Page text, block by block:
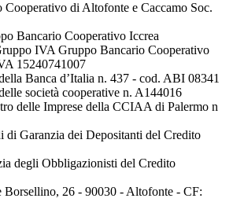
Cooperativo di Altofonte e Caccamo Soc.
Bancario Cooperativo Iccrea
IVA Gruppo Bancario Cooperativo
15240741007
Banca d’Italia n. 437 - cod. ABI 08341
società cooperative n. A144016
delle Imprese della CCIAA di Palermo n
di Garanzia dei Depositanti del Credito
degli Obbligazionisti del Credito
Borsellino, 26 - 90030 - Altofonte - CF: